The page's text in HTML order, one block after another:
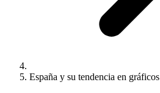
España y su tendencia en gráficos